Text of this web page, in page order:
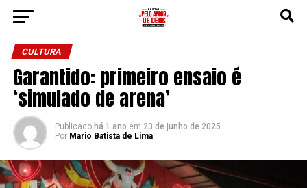
CULTURA
Garantido: primeiro ensaio é
‘simulado de arena’
Publicado há 1 ano em 23 de junho de 2025
Por Mario Batista de Lima